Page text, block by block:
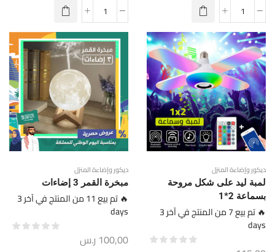
ديكور وإضاءة المنزل
لمبة ليد على شكل مروحة
بسماعة 2*1
🔥 تم بيع 7 من المنتج في آخر 3
days
ديكور وإضاءة المنزل
مبخرة القمر 3 إضاءات
🔥 تم بيع 11 من المنتج في آخر 3
days
100,00 ر.س